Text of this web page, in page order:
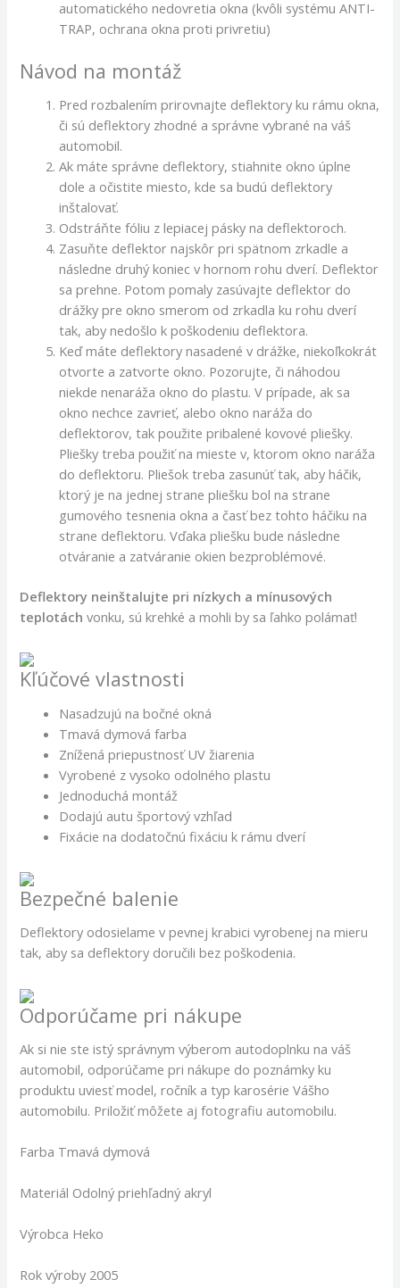
automatického nedovretia okna (kvôli systému ANTI-
TRAP, ochrana okna proti privretiu)
Návod na montáž
Pred rozbalením prirovnajte deflektory ku rámu okna,
či sú deflektory zhodné a správne vybrané na váš
automobil.
Ak máte správne deflektory, stiahnite okno úplne
dole a očistite miesto, kde sa budú deflektory
inštalovať.
Odstráňte fóliu z lepiacej pásky na deflektoroch.
Zasuňte deflektor najskôr pri spätnom zrkadle a
následne druhý koniec v hornom rohu dverí. Deflektor
sa prehne. Potom pomaly zasúvajte deflektor do
drážky pre okno smerom od zrkadla ku rohu dverí
tak, aby nedošlo k poškodeniu deflektora.
Keď máte deflektory nasadené v drážke, niekoľkokrát
otvorte a zatvorte okno. Pozorujte, či náhodou
niekde nenaráža okno do plastu. V prípade, ak sa
okno nechce zavrieť, alebo okno naráža do
deflektorov, tak použite pribalené kovové pliešky.
Pliešky treba použiť na mieste v, ktorom okno naráža
do deflektoru. Pliešok treba zasunúť tak, aby háčik,
ktorý je na jednej strane pliešku bol na strane
gumového tesnenia okna a časť bez tohto háčiku na
strane deflektoru. Vďaka pliešku bude následne
otváranie a zatváranie okien bezproblémové.
Deflektory neinštalujte pri nízkych a mínusových
teplotách vonku, sú krehké a mohli by sa ľahko polámať!
Kľúčové vlastnosti
Nasadzujú na bočné okná
Tmavá dymová farba
Znížená priepustnosť UV žiarenia
Vyrobené z vysoko odolného plastu
Jednoduchá montáž
Dodajú autu športový vzhľad
Fixácie na dodatočnú fixáciu k rámu dverí
Bezpečné balenie
Deflektory odosielame v pevnej krabici vyrobenej na mieru
tak, aby sa deflektory doručili bez poškodenia.
Odporúčame pri nákupe
Ak si nie ste istý správnym výberom autodoplnku na váš
automobil, odporúčame pri nákupe do poznámky ku
produktu uviesť model, ročník a typ karosérie Vášho
automobilu. Priložiť môžete aj fotografiu automobilu.
Farba Tmavá dymová
Materiál Odolný priehľadný akryl
Výrobca Heko
Rok výroby 2005